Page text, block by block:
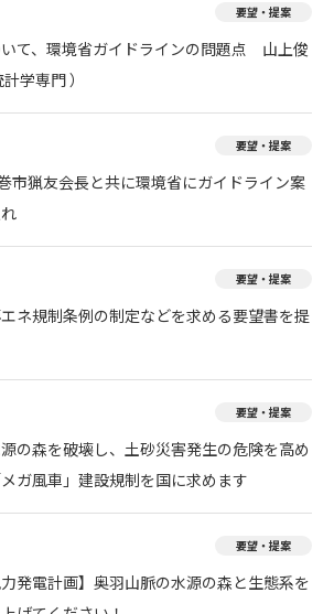
要望・提案
て、環境省ガイドラインの問題点 山上俊
学専門 ）
要望・提案
猟友会長と共に環境省にガイドライン案
要望・提案
エネ規制条例の制定などを求める要望書を提
要望・提案
源の森を破壊し、土砂災害発生の危険を高め
ガ風車」建設規制を国に求めます
要望・提案
力発電計画】奥羽山脈の水源の森と生態系を